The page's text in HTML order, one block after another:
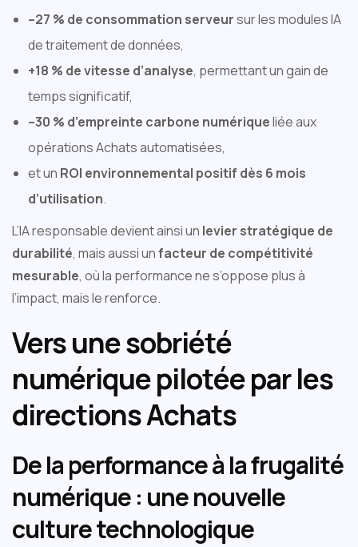
–27 % de consommation serveursur les modules IA
de traitement de données,
+18 % de vitesse d’analyse, permettant un gain de
temps significatif,
–30 % d’empreinte carbone numériqueliée aux
opérations Achats automatisées,
et un ROI environnemental positif dès 6 mois
d’utilisation.
L’IA responsable devient ainsi un levier stratégique de
durabilité, mais aussi unfacteur de compétitivité
mesurable, où la performance ne s’oppose plus à
l’impact, mais le renforce.
Vers une sobriété
numérique pilotée par les
directions Achats
De la performance à la frugalité
numérique : une nouvelle
culture technologique